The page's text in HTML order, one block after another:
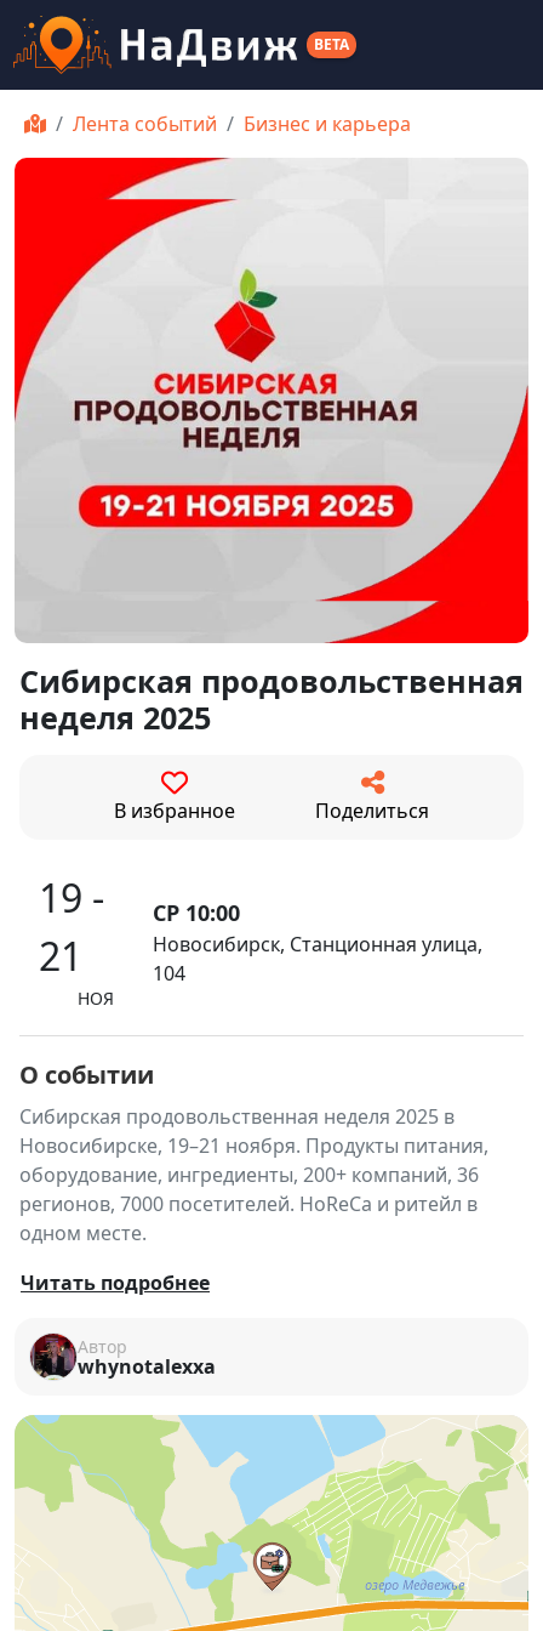
BETA
Лента событий Бизнес и карьера
Сибирская продовольственная
неделя 2025
В избранное Поделиться
19 -
21
НОЯ
СР 10:00
Новосибирск, Станционная улица,
104
О событии
Сибирская продовольственная неделя 2025 в
Новосибирске, 19–21 ноября. Продукты питания,
оборудование, ингредиенты, 200+ компаний, 36
регионов, 7000 посетителей. HoReCa и ритейл в
одном месте.
🍴Сибирская продовольственная неделя
📍 Экспоцентр, Новосибирск
Площадка объединяет
поставщиков, ритейлеров и органы власти, став
лидером по продвижению продуктов питания,
напитков, оборудования, упаковки и ингредиентов
для пищевой промышленности, ритейла и HoReCa в
Сибири и на Дальнем Востоке.
📊
Факты о выставке:
Читать подробнее
Автор
whynotalexxa